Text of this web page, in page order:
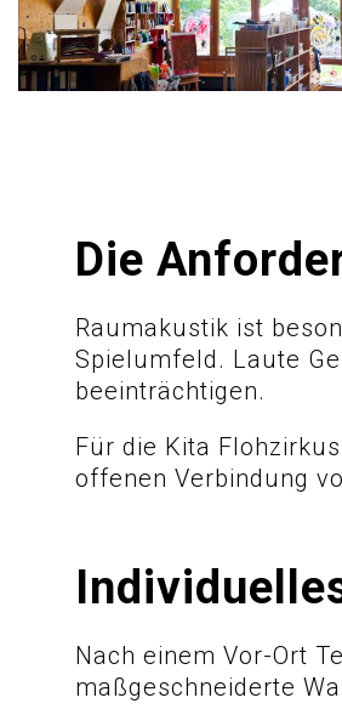
Die
Raumakustik ist
Spielumfeld. Laute
beeinträchtigen.
Für die Kita
offenen Verbindung
Nach einem Vor-Ort
maßgeschneiderte